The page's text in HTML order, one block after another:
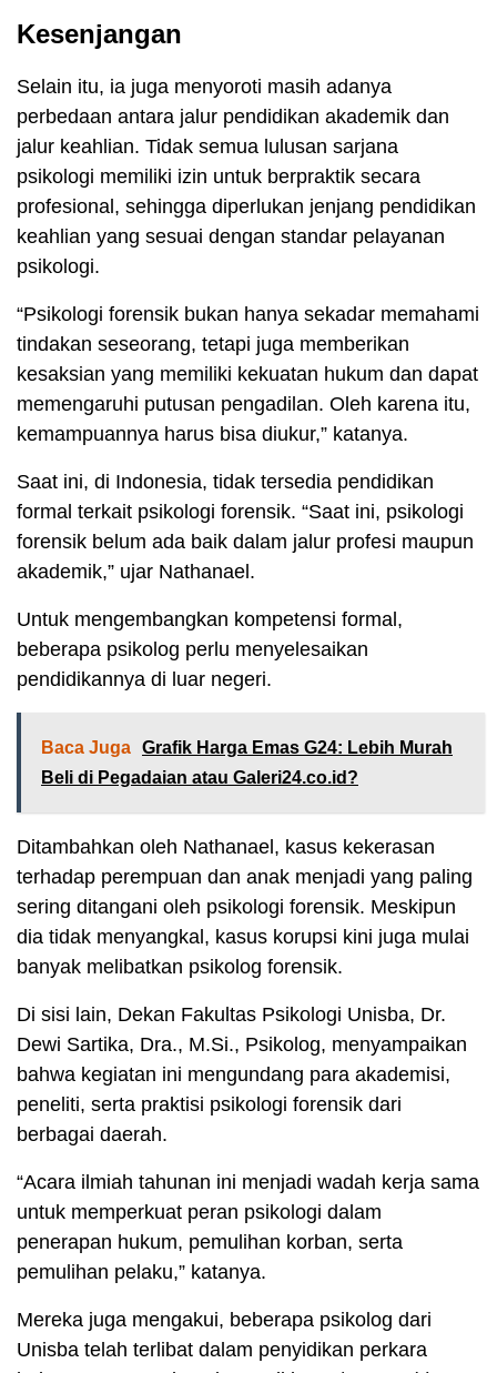
Kesenjangan
Selain itu, ia juga menyoroti masih adanya
perbedaan antara jalur pendidikan akademik dan
jalur keahlian. Tidak semua lulusan sarjana
psikologi memiliki izin untuk berpraktik secara
profesional, sehingga diperlukan jenjang pendidikan
keahlian yang sesuai dengan standar pelayanan
psikologi.
“Psikologi forensik bukan hanya sekadar memahami
tindakan seseorang, tetapi juga memberikan
kesaksian yang memiliki kekuatan hukum dan dapat
memengaruhi putusan pengadilan. Oleh karena itu,
kemampuannya harus bisa diukur,” katanya.
Saat ini, di Indonesia, tidak tersedia pendidikan
formal terkait psikologi forensik. “Saat ini, psikologi
forensik belum ada baik dalam jalur profesi maupun
akademik,” ujar Nathanael.
Untuk mengembangkan kompetensi formal,
beberapa psikolog perlu menyelesaikan
pendidikannya di luar negeri.
Baca Juga Grafik Harga Emas G24: Lebih Murah
Beli di Pegadaian atau Galeri24.co.id?
Ditambahkan oleh Nathanael, kasus kekerasan
terhadap perempuan dan anak menjadi yang paling
sering ditangani oleh psikologi forensik. Meskipun
dia tidak menyangkal, kasus korupsi kini juga mulai
banyak melibatkan psikolog forensik.
Di sisi lain, Dekan Fakultas Psikologi Unisba, Dr.
Dewi Sartika, Dra., M.Si., Psikolog, menyampaikan
bahwa kegiatan ini mengundang para akademisi,
peneliti, serta praktisi psikologi forensik dari
berbagai daerah.
“Acara ilmiah tahunan ini menjadi wadah kerja sama
untuk memperkuat peran psikologi dalam
penerapan hukum, pemulihan korban, serta
pemulihan pelaku,” katanya.
Mereka juga mengakui, beberapa psikolog dari
Unisba telah terlibat dalam penyidikan perkara